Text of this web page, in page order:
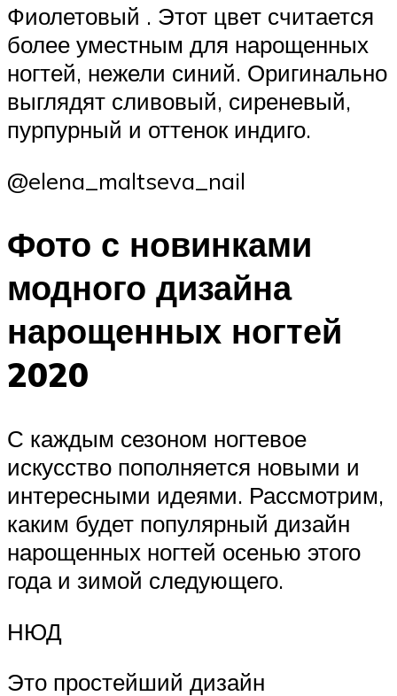
Фиолетовый . Этот цвет считается
более уместным для нарощенных
ногтей, нежели синий. Оригинально
выглядят сливовый, сиреневый,
пурпурный и оттенок индиго.
@elena_maltseva_nail
Фото с новинками
модного дизайна
нарощенных ногтей
2020
С каждым сезоном ногтевое
искусство пополняется новыми и
интересными идеями. Рассмотрим,
каким будет популярный дизайн
нарощенных ногтей осенью этого
года и зимой следующего.
НЮД
Это простейший дизайн